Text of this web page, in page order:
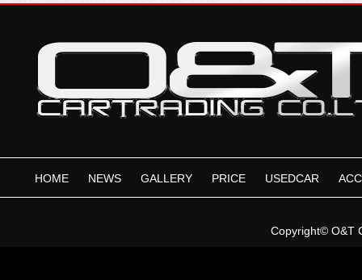
HOME NEWS GALLERY PRICE USEDCAR
Copyright©O&T